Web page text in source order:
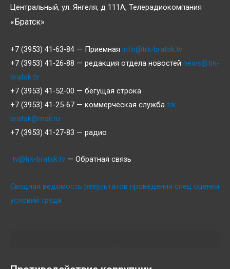
Центральный, ул. Янгеля, д 111А, Телерадиокомпания
«Братск»
+7 (3953) 41-63-84 — Приемная info@trk-bratsk.tv
+7 (3953) 41-26-88 — редакция отдела новостей news@trk-
bratsk.tv
+7 (3953) 41-52-00 — бегущая строка
+7 (3953) 41-25-67 — коммерческая служба trk-
bratsk@mail.ru
+7 (3953) 41-27-83 — радио
tv@trk-bratsk.tv — Обратная связь
Сводная ведомость результатов проведения спец оценки
условий труда